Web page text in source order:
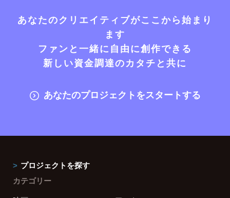
あなたのクリエイティブがここから始まり
ます
ファンと一緒に自由に創作できる
新しい資金調達のカタチと共に
あなたのプロジェクトをスタートする
プロジェクトを探す
カテゴリー